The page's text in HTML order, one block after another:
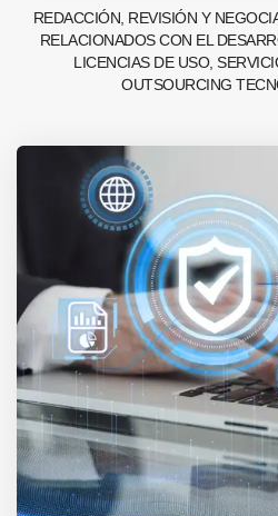
REDACCIÓN, REVISIÓN Y
RELACIONADOS CON EL
LICENCIAS DE USO,
OUTSOURCING